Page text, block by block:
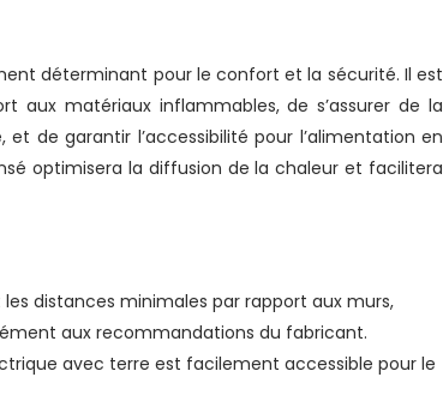
déterminant pour le confort et la sécurité. Il est
aux matériaux inflammables, de s’assurer de la
de garantir l’accessibilité pour l’alimentation en
optimisera la diffusion de la chaleur et facilitera
distances minimales par rapport aux murs,
aux recommandations du fabricant.
avec terre est facilement accessible pour le